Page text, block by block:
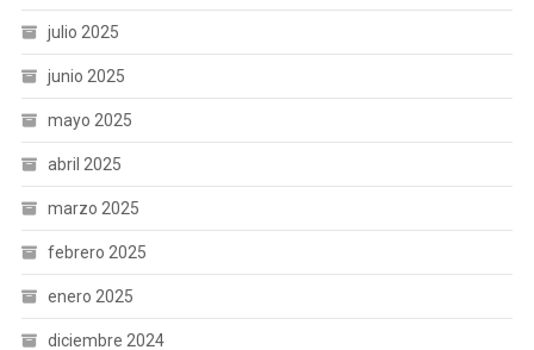
julio 2025
junio 2025
mayo 2025
abril 2025
marzo 2025
febrero 2025
enero 2025
diciembre 2024